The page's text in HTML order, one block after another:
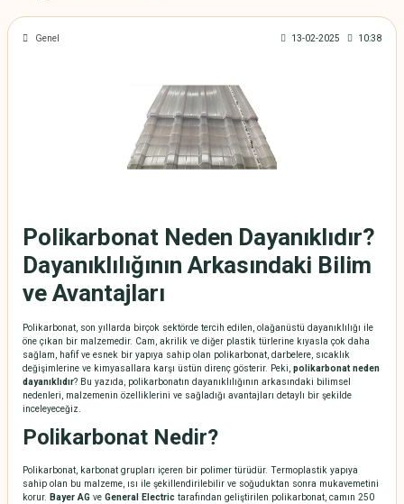
Genel 13-02-2025 10:38
Polikarbonat Neden Dayanıklıdır?
Dayanıklılığının Arkasındaki Bilim
ve Avantajları
Polikarbonat, son yıllarda birçok sektörde tercih edilen, olağanüstü dayanıklılığı ile
öne çıkan bir malzemedir. Cam, akrilik ve diğer plastik türlerine kıyasla çok daha
sağlam, hafif ve esnek bir yapıya sahip olan polikarbonat, darbelere, sıcaklık
değişimlerine ve kimyasallara karşı üstün direnç gösterir. Peki, polikarbonat neden
dayanıklıdır? Bu yazıda, polikarbonatın dayanıklılığının arkasındaki bilimsel
nedenleri, malzemenin özelliklerini ve sağladığı avantajları detaylı bir şekilde
inceleyeceğiz.
Polikarbonat Nedir?
Polikarbonat, karbonat grupları içeren bir polimer türüdür. Termoplastik yapıya
sahip olan bu malzeme, ısı ile şekillendirilebilir ve soğuduktan sonra mukavemetini
korur.
Bayer AG ve General Electric tarafından geliştirilen polikarbonat, camın 250